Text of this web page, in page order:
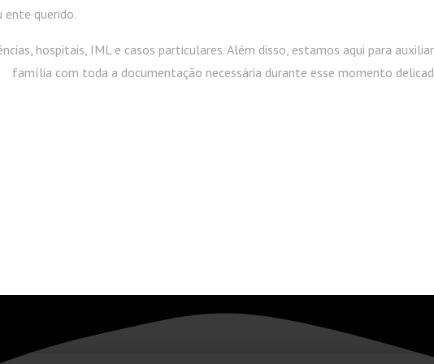
ente querido.
hospitais, IML e casos particulares. Além disso, estamos aqui para
família com toda a documentação necessária durante esse momento